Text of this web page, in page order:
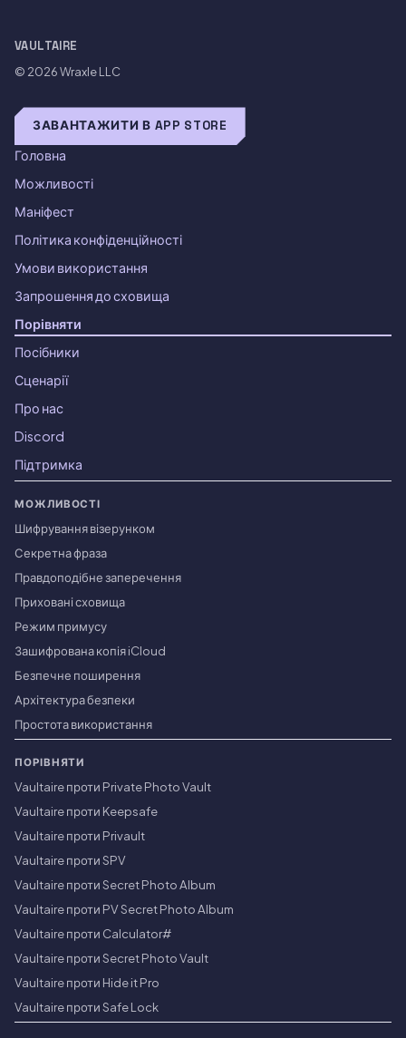
VAULTAIRE
© 2026Wraxle LLC
ЗАВАНТАЖИТИ В APP STORE
Головна
Можливості
Маніфест
Політика конфіденційності
Умови використання
Запрошення до сховища
Порівняти
Посібники
Сценарії
Про нас
Discord
Підтримка
МОЖЛИВОСТІ
Шифрування візерунком
Секретна фраза
Правдоподібне заперечення
Приховані сховища
Режим примусу
Зашифрована копія iCloud
Безпечне поширення
Архітектура безпеки
Простота використання
ПОРІВНЯТИ
Vaultaire проти Private Photo Vault
Vaultaire проти Keepsafe
Vaultaire проти Privault
Vaultaire проти SPV
Vaultaire проти Secret Photo Album
Vaultaire проти PV Secret Photo Album
Vaultaire проти Calculator#
Vaultaire проти Secret Photo Vault
Vaultaire проти Hide it Pro
Vaultaire проти Safe Lock